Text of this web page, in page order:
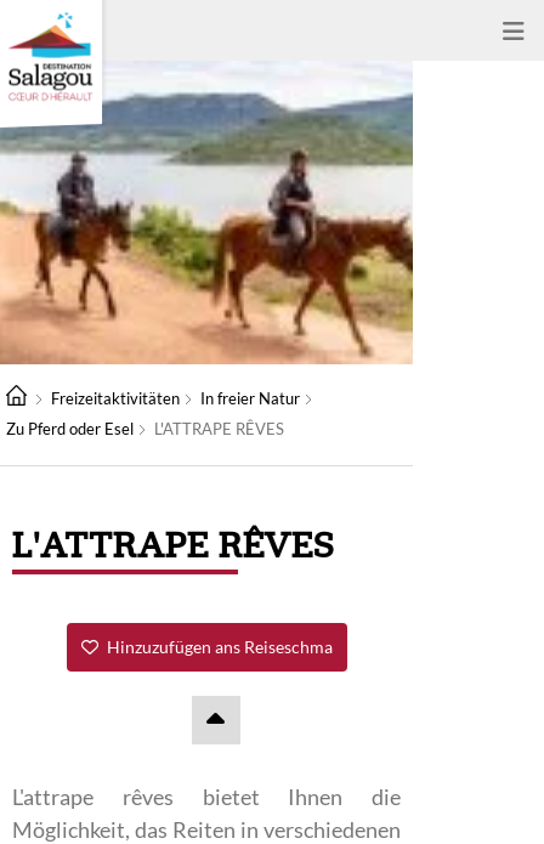
Freizeitaktivitäten
In freier Natur
Zu Pferd oder Esel
L'ATTRAPE RÊVES
L'ATTRAPE RÊVES
Hinzuzufügen ans Reiseschma
L'attrape rêves bietet Ihnen die
Möglichkeit, das Reiten in verschiedenen